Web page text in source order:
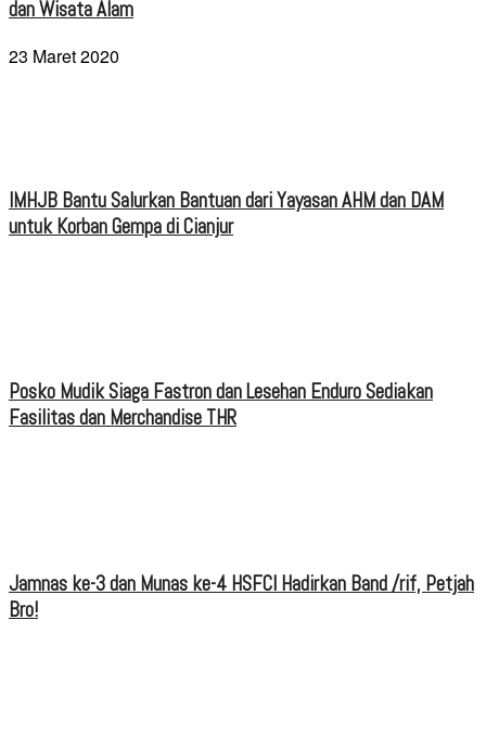
dan Wisata Alam
23 Maret 2020
IMHJB Bantu Salurkan Bantuan dari Yayasan AHM dan DAM
untuk Korban Gempa di Cianjur
Posko Mudik Siaga Fastron dan Lesehan Enduro Sediakan
Fasilitas dan Merchandise THR
Jamnas ke-3 dan Munas ke-4 HSFCI Hadirkan Band /rif, Petjah
Bro!